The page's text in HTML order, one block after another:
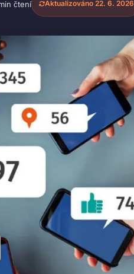
čtení Aktualizováno 22. 6. 2026